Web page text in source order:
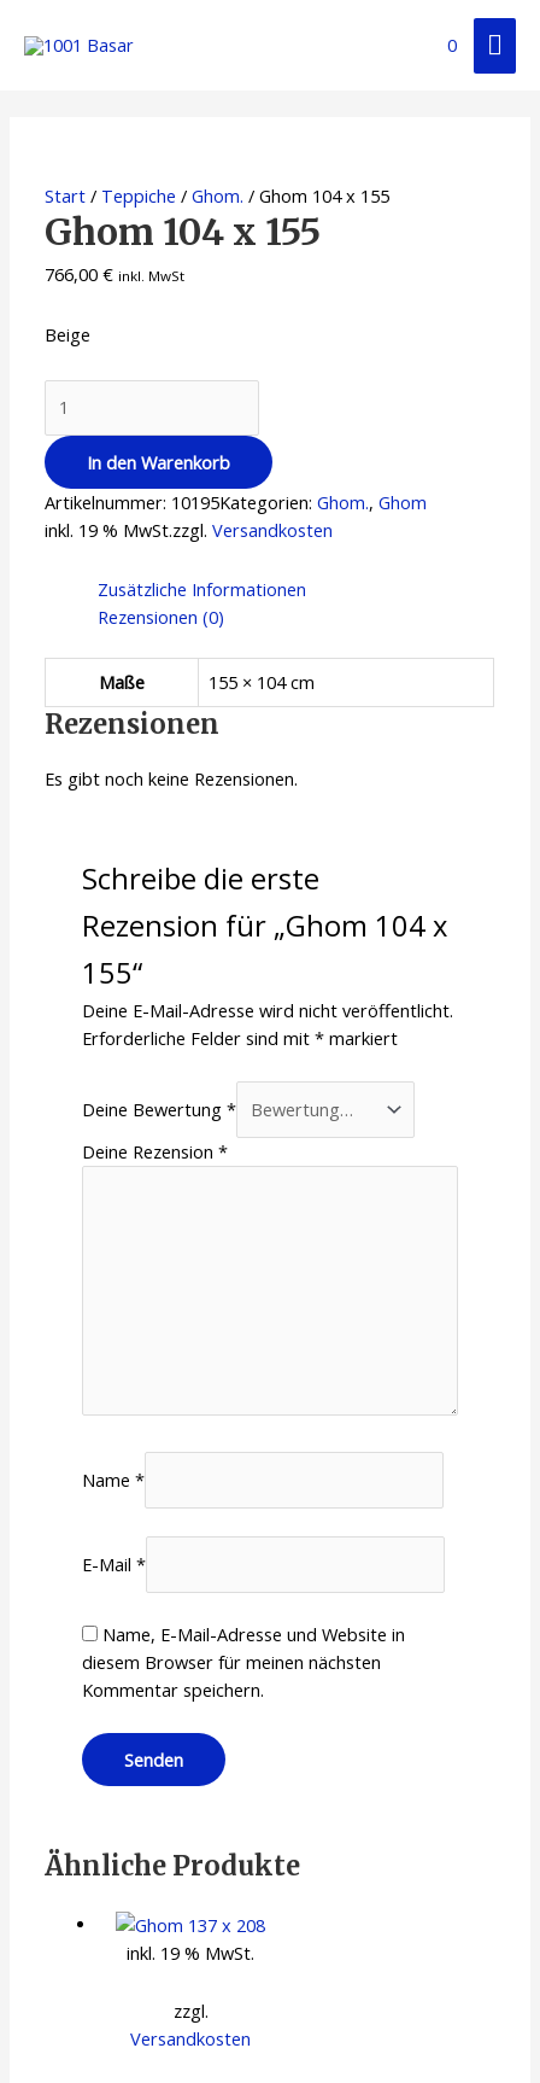
Inhalt
0
Start / Teppiche /Ghom. / Ghom 104 x 155
Ghom 104 x 155
766,00€ inkl. MwSt
Beige
104
x
155
Menge
In den Warenkorb
Artikelnummer: 10195Kategorien:Ghom.,Ghom
inkl. 19 % MwSt.zzgl.Versandkosten
Zusätzliche Informationen
Rezensionen (0)
Maße 155 × 104 cm
Rezensionen
Es gibt noch keine Rezensionen.
Schreibe die erste
Rezension für „Ghom 104 x
155“
Deine E-Mail-Adresse wird nicht veröffentlicht.
Erforderliche Felder sind mit* markiert
Deine Bewertung*
Deine Rezension*
Name*
E-Mail*
Name, E-Mail-Adresse und Website in
diesem Browser für meinen nächsten
Kommentar speichern.
Ähnliche Produkte
inkl. 19 % MwSt.
zzgl.
Versandkosten